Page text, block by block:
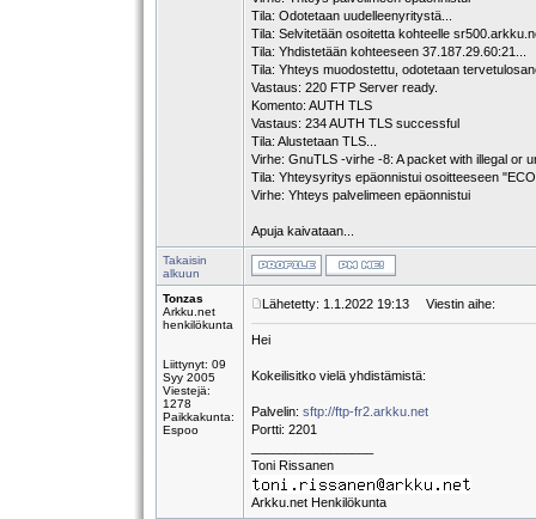
Tila: Odotetaan uudelleenyritystä...
Tila: Selvitetään osoitetta kohteelle
Tila: Yhdistetään kohteeseen 37.187.29.60:21...
Tila: Yhteys muodostettu, odotetaan
Vastaus: 220 FTP Server ready.
Komento: AUTH TLS
Vastaus: 234 AUTH TLS successful
Tila: Alustetaan TLS...
Virhe: GnuTLS -virhe -8: A packet with illegal or
Tila: Yhteysyritys epäonnistui osoitteeseen
Virhe: Yhteys palvelimeen epäonnistui
Apuja kaivataan...
Takaisin
alkuun
Tonzas
Arkku.net
henkilökunta
Liittynyt: 09
Syy 2005
Viestejä:
1278
Paikkakunta:
Espoo
Lähetetty: 1.1.2022 19:13 Viestin aihe:
Hei
Kokeilisitko vielä yhdistämistä:
Palvelin: sftp://ftp-fr2.arkku.net
Portti: 2201
Toni Rissanen
Arkku.net Henkilökunta